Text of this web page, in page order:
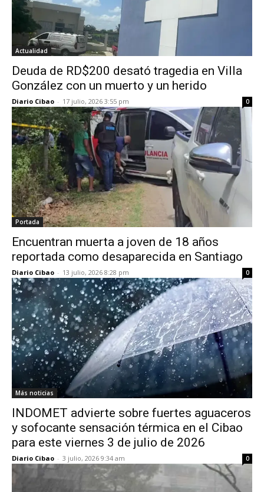
Actualidad
Deuda de RD$200 desató tragedia en Villa
González con un muerto y un herido
Diario Cibao - 17 julio, 2026 3:55 pm 0
Portada
Encuentran muerta a joven de 18 años
reportada como desaparecida en Santiago
Diario Cibao - 13 julio, 2026 8:28 pm 0
Más noticias
INDOMET advierte sobre fuertes aguaceros
y sofocante sensación térmica en el Cibao
para este viernes 3 de julio de 2026
Diario Cibao - 3 julio, 2026 9:34 am 0